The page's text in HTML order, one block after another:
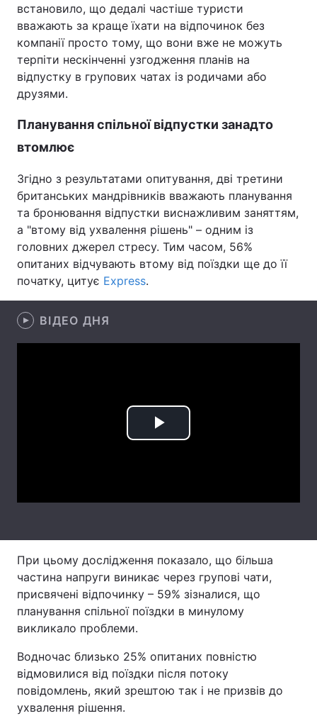
Техно і зв'язок Лайт
Зброя Інциденти
Здоров'я Туризм
Цікавинки
Екологія Регіони
Відео з Youtube
Інтерв'ю Думки
Архів Вакансії
Контакти
Послуги
встановило, що дедалі частіше туристи
вважають за краще їхати на відпочинок без
компанії просто тому, що вони вже не можуть
терпіти нескінченні узгодження планів на
відпустку в групових чатах із родичами або
друзями.
Планування спільної відпустки занадто
втомлює
Згідно з результатами опитування, дві третини
британських мандрівників вважають планування
та бронювання відпустки виснажливим заняттям,
а "втому від ухвалення рішень" – одним із
головних джерел стресу. Тим часом, 56%
опитаних відчувають втому від поїздки ще до її
початку, цитує Express.
ВІДЕО ДНЯ
Play
При цьому дослідження показало, що більша
частина напруги виникає через групові чати,
присвячені відпочинку – 59% зізналися, що
планування спільної поїздки в минулому
викликало проблеми.
Водночас близько 25% опитаних повністю
відмовилися від поїздки після потоку
повідомлень, який зрештою так і не призвів до
ухвалення рішення.